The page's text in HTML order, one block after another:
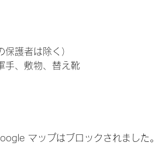
護者は除く）
手、敷物、替え靴
マップはブロックされました。